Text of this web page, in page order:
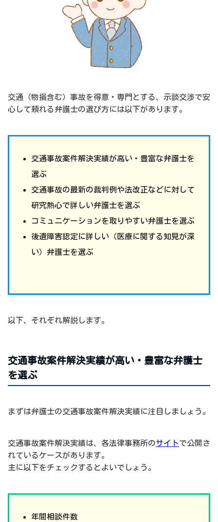
交通（物損含む）事故を得意・専門とする、示談交渉で安
心して頼れる弁護士の選び方には以下があります。
交通事故案件解決実績が高い・豊富な弁護士を
選ぶ
交通事故の最新の裁判例や法改正などに対して
研究熱心で詳しい弁護士を選ぶ
コミュニケーションを取りやすい弁護士を選ぶ
後遺障害認定に詳しい（医療に関する知見が深
い）弁護士を選ぶ
以下、それぞれ解説します。
交通事故案件解決実績が高い・豊富な弁護士
を選ぶ
まずは弁護士の交通事故案件解決実績に注目しましょう。
交通事故案件解決実績は、各法律事務所のサイトで公開さ
れているケースがあります。
主に以下をチェックするとよいでしょう。
年間相談件数